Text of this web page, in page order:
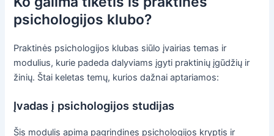
psichologijos klubo?
Praktinės psichologijos klubas siūlo įvairias temas ir
modulius, kurie padeda dalyviams įgyti praktinių įgūdžių ir
žinių. Štai keletas temų, kurios dažnai aptariamos:
Įvadas į psichologijos studijas
Šis modulis apima pagrindines psichologijos kryptis ir